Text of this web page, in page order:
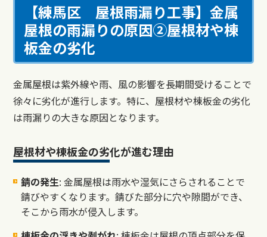
【練馬区 屋根雨漏り工事】金属
屋根の雨漏りの原因②屋根材や棟
板金の劣化
金属屋根は紫外線や雨、風の影響を長期間受けることで
徐々に劣化が進行します。特に、屋根材や棟板金の劣化
は雨漏りの大きな原因となります。
屋根材や棟板金の劣化が進む理由
錆の発生: 金属屋根は雨水や湿気にさらされることで
錆びやすくなります。錆びた部分に穴や隙間ができ、
そこから雨水が侵入します。